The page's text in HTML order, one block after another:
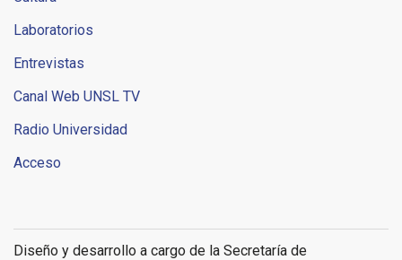
Laboratorios
Entrevistas
Canal Web UNSL TV
Radio Universidad
Acceso
Diseño y desarrollo a cargo de la Secretaría de